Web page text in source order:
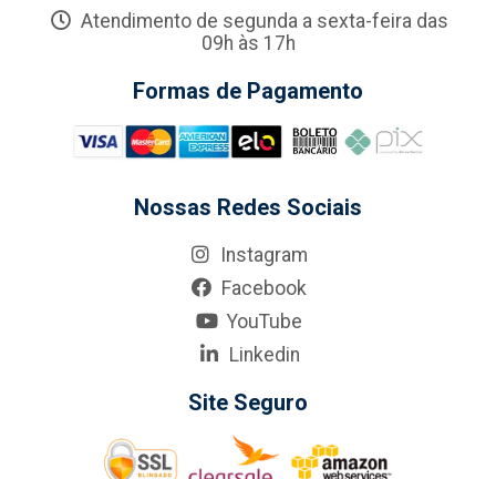
Atendimento de segunda a sexta-feira das
09h às 17h
Formas de Pagamento
Nossas Redes Sociais
Instagram
Facebook
YouTube
Linkedin
Site Seguro